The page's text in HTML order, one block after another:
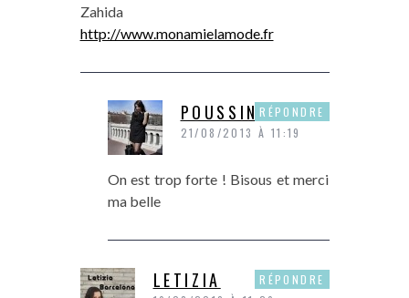
Zahida
http://www.monamielamode.fr
POUSSINE
21/08/2013 À 11:19
On est trop forte ! Bisous et merci
ma belle
RÉPONDRE
LETIZIA RÉPONDRE